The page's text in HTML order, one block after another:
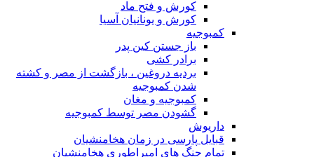
کورش و فتح ماد
کورش و یونانیان آسیا
کمبوجیه
باز جستن کین پدر
برادر کشی
بردیه دروغین ، بازگشت از مصر و کشته
شدن کمبوجیه
کمبوجیه و مغان
گشودن مصر توسط کمبوجیه
داریوش
قبایل پارسی در زمان هخامنشیان
تمام جنگ های امپراطوری هخامنشیان